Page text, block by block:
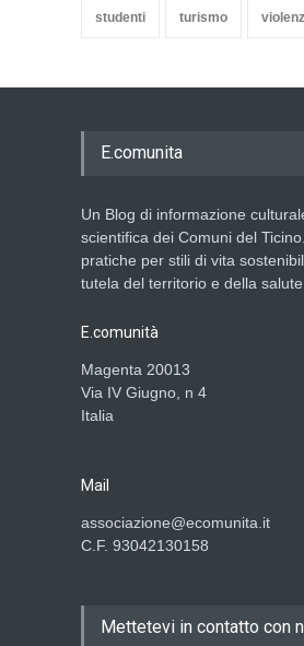
studenti turismo
E.comunita
Un Blog di informazione
scientifica dei Comuni del
pratiche per stili di vita
tutela del territorio e della salute
E.comunità
Magenta 20013
Via IV Giugno, n 4
Italia
Mail
associazione@ecomunita.it
C.F. 93042130158
Mettetevi in contatto con